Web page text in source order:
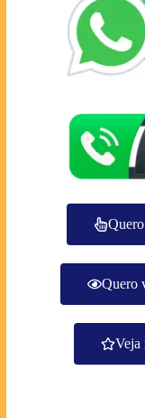
Quero
Veja